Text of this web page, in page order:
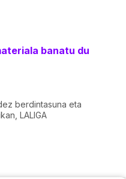
banatu du
berdintasuna eta
LALIGA